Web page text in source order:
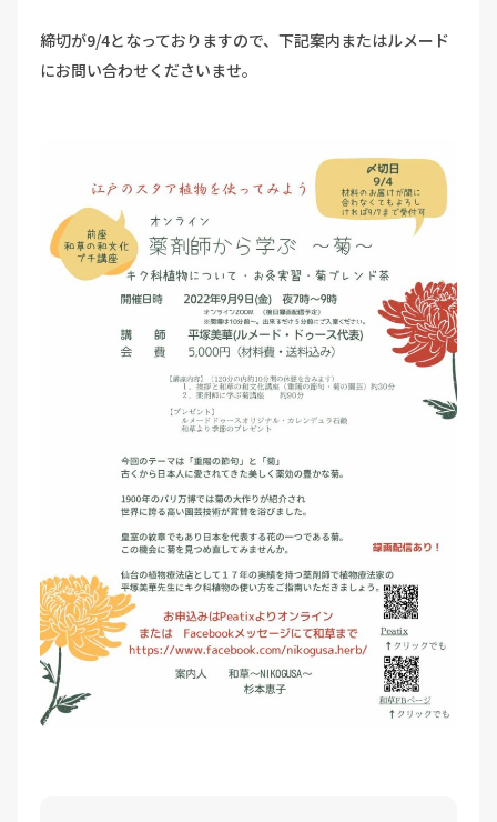
締切が9/4となっておりますので、下記案内またはルメード
にお問い合わせくださいませ。